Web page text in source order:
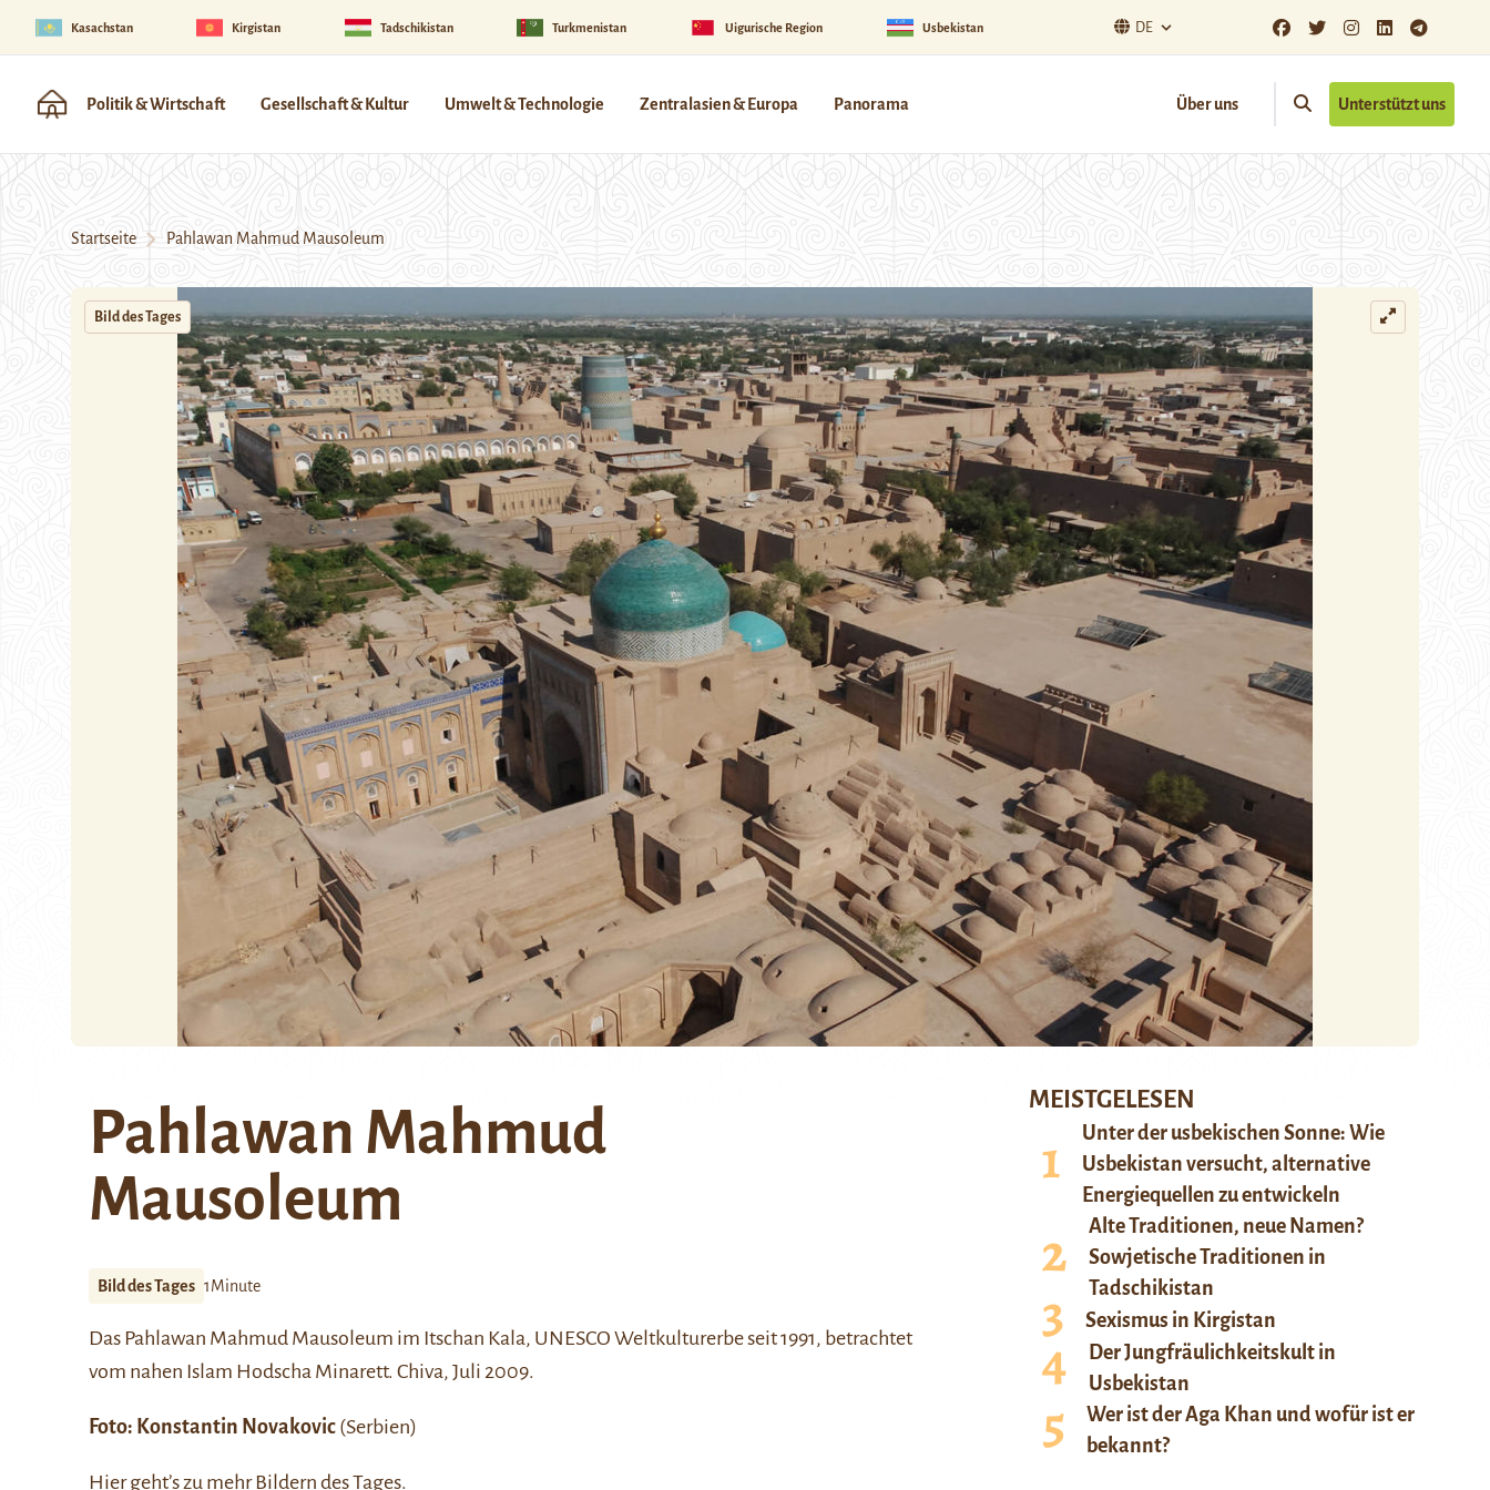
Kasachstan Kirgistan Tadschikistan Turkmenistan Uigurische Region Usbekistan DE
Politik & Wirtschaft Gesellschaft & Kultur Umwelt & Technologie Zentralasien & Europa Panorama Über uns Unterstützt uns
Startseite Pahlawan Mahmud Mausoleum
Bild des Tages
Pahlawan Mahmud
Mausoleum
Bild des Tages 1Minute
Das Pahlawan Mahmud Mausoleum im Itschan Kala, UNESCO Weltkulturerbe seit 1991, betrachtet
vom nahen Islam Hodscha Minarett. Chiva, Juli 2009.
Foto: Konstantin Novakovic (Serbien)
Hiergeht’s zu mehr Bildern des Tages.
MEISTGELESEN
Unter der usbekischen Sonne: Wie
Usbekistan versucht, alternative
Energiequellen zu entwickeln
Alte Traditionen, neue Namen?
Sowjetische Traditionen in
Tadschikistan
Sexismus in Kirgistan
Der Jungfräulichkeitskult in
Usbekistan
Wer ist der Aga Khan und wofür ist er
bekannt?